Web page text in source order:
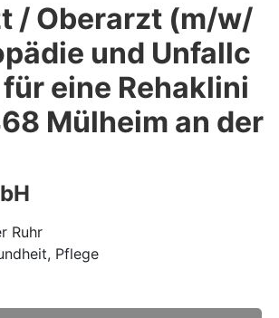
/ Oberarzt (m/w/
und Unfallc
eine Rehaklini
Mülheim an der
Ruhr
Pflege